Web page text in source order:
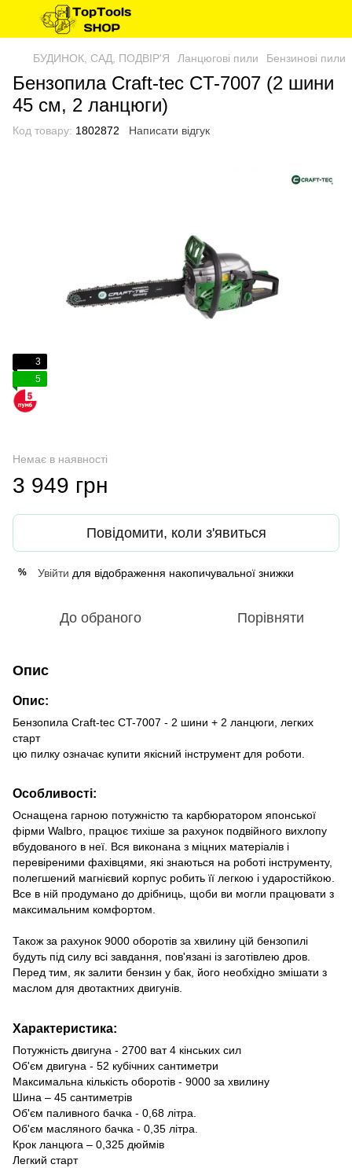
БУДИНОК, САД, ПОДВІР'Я Ланцюгові пили Бензинові пили
Бензопила Craft-tec CT-7007 (2 шини
45 см, 2 ланцюги)
Код товару: 1802872 Написати відгук
3
5
Немає в наявності
3 949 грн
Повідомити, коли з'явиться
% Увійти для відображення накопичувальної знижки
До обраного Порівняти
Опис
Опис:
Бензопила Craft-tec CT-7007 - 2 шини + 2 ланцюги, легких
старт
цю пилку означає купити якісний інструмент для роботи.
Особливості:
Оснащена гарною потужністю та карбюратором японської
фірми Walbro, працює тихіше за рахунок подвійного вихлопу
вбудованого в неї. Вся виконана з міцних матеріалів і
перевіреними фахівцями, які знаються на роботі інструменту,
полегшений магнієвий корпус робить її легкою і ударостійкою.
Все в ній продумано до дрібниць, щоби ви могли працювати з
максимальним комфортом.
Також за рахунок 9000 оборотів за хвилину цій бензопилі
будуть під силу всі завдання, пов'язані із заготівлею дров.
Перед тим, як залити бензин у бак, його необхідно змішати з
маслом для двотактних двигунів.
Характеристика:
Потужність двигуна - 2700 ват 4 кінських сил
Об'єм двигуна - 52 кубічних сантиметри
Максимальна кількість оборотів - 9000 за хвилину
Шина – 45 сантиметрів
Об'єм паливного бачка - 0,68 літра.
Об'єм масляного бачка - 0,35 літра.
Крок ланцюга – 0,325 дюймів
Легкий старт